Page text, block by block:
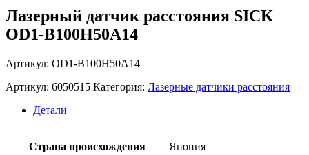
Лазерный датчик расстояния SICK
OD1-B100H50A14
Артикул: OD1-B100H50A14
Артикул: 6050515 Категория: Лазерные датчики расстояния
Детали
Страна происхождения Япония